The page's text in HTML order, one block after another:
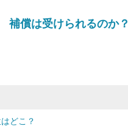
償は受けられるのか？
どこ？